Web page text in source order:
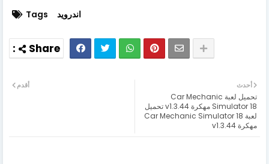
Tags اندرويد
أحدث
تحميل لعبة Car Mechanic
Simulator 18 مهكرة v1.3.44 تحميل
لعبة Car Mechanic Simulator 18
مهكرة v1.3.44
أقدم